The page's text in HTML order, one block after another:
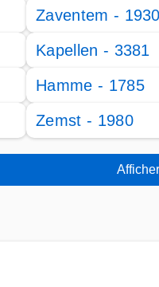
Zaventem - 1930
Kapellen - 3381
Hamme - 1785
Zemst - 1980